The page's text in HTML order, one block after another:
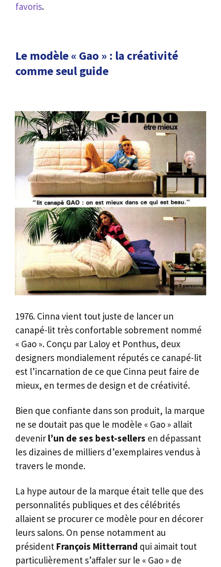
favoris.
Le modèle « Gao » : la créativité
comme seul guide
1976. Cinna vient tout juste de lancer un
canapé-lit très confortable sobrement nommé
« Gao ». Conçu par Laloy et Ponthus, deux
designers mondialement réputés ce canapé-lit
est l’incarnation de ce que Cinna peut faire de
mieux, en termes de design et de créativité.
Bien que confiante dans son produit, la marque
ne se doutait pas que le modèle « Gao » allait
devenir l’un de ses best-sellers en dépassant
les dizaines de milliers d’exemplaires vendus à
travers le monde.
La hype autour de la marque était telle que des
personnalités publiques et des célébrités
allaient se procurer ce modèle pour en décorer
leurs salons. On pense notamment au
président François Mitterrand qui aimait tout
particulièrement s’affaler sur le « Gao » de